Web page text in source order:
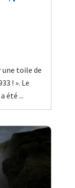
une toile de
! ». Le
été ...